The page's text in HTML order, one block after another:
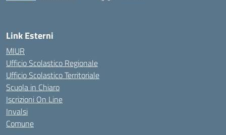
Link Esterni
MIUR
Ufficio Scolastico Regionale
Ufficio Scolastico Territoriale
Scuola in Chiaro
Iscrizioni On Line
Invalsi
Comune